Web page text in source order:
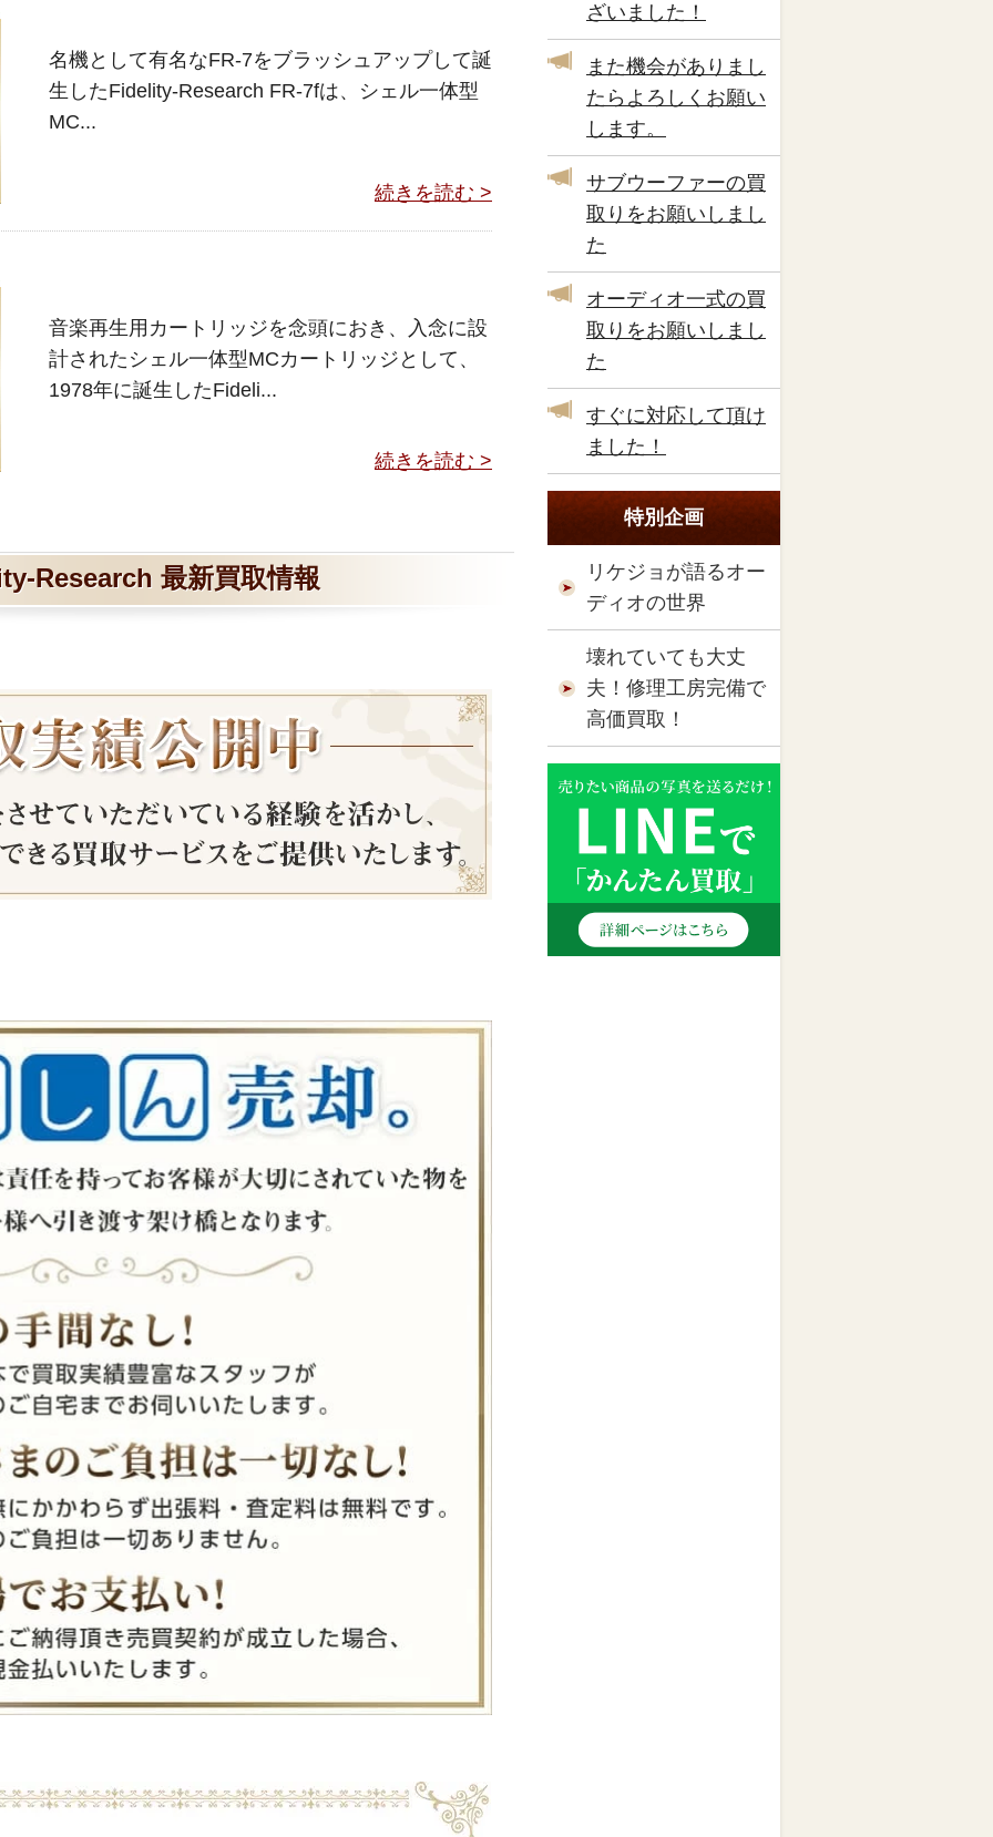
名機として有名なFR-7をブラッシュアップして誕
生したFidelity-Research FR-7fは、シェル一体型
MC...
続きを読む >
音楽再生用カートリッジを念頭におき、入念に設
計されたシェル一体型MCカートリッジとして、
1978年に誕生したFideli...
続きを読む >
Research 最新買取情報
ざいました！
また機会がありまし
たらよろしくお願い
します。
サブウーファーの買
取りをお願いしまし
た
オーディオ一式の買
取りをお願いしまし
た
すぐに対応して頂け
ました！
特別企画
リケジョが語るオー
ディオの世界
壊れていても大丈
夫！修理工房完備で
高価買取！